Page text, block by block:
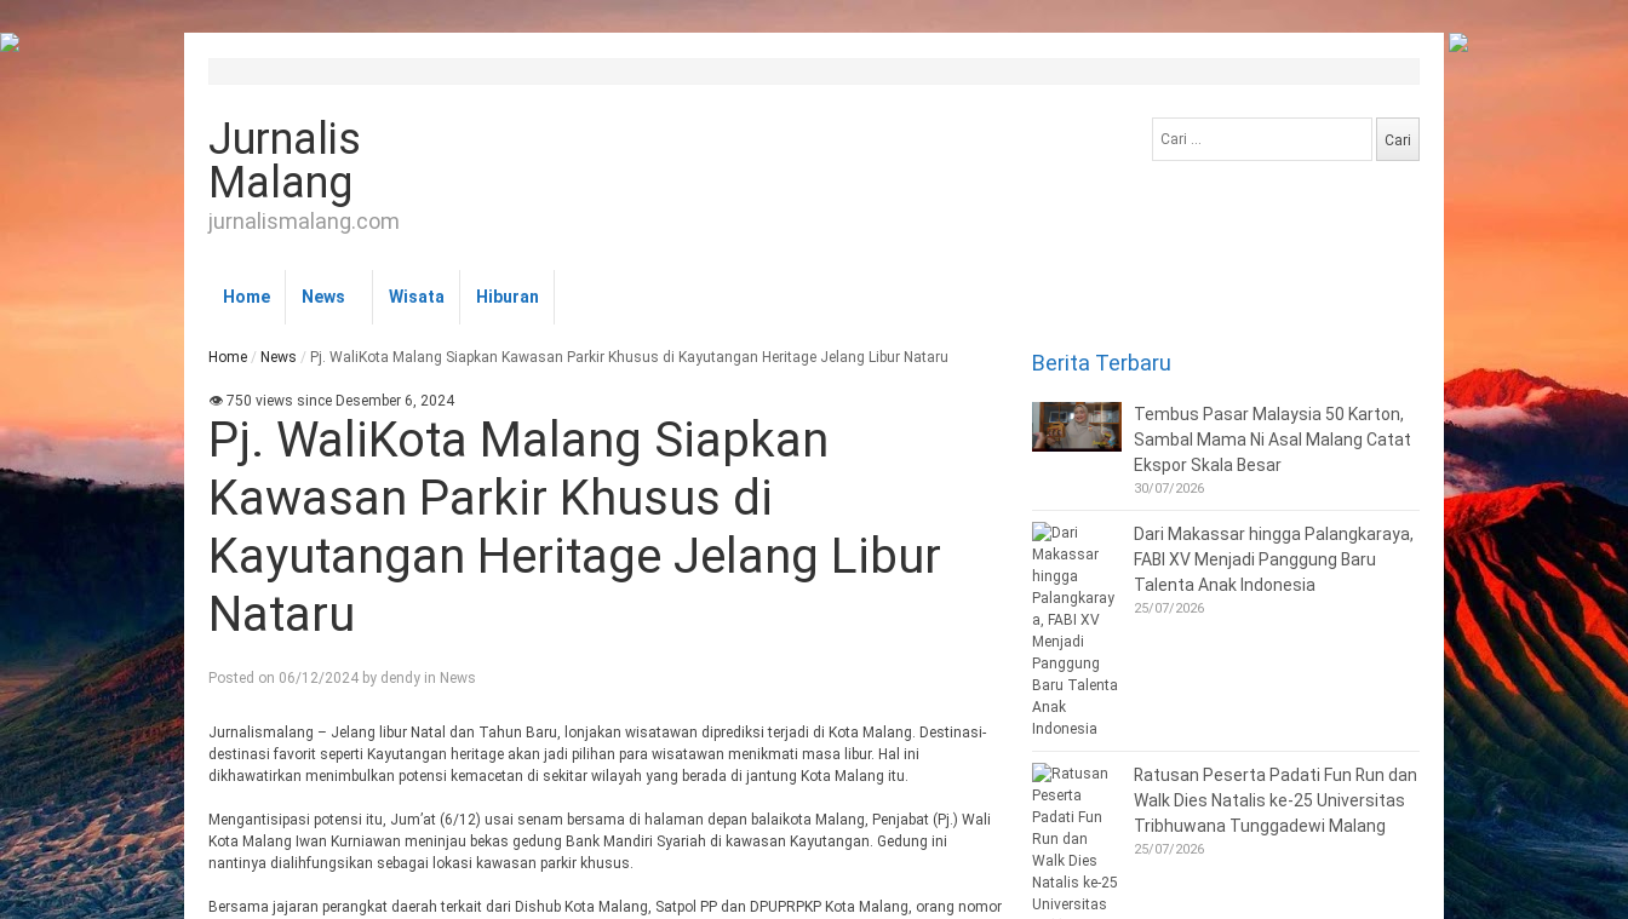
Jurnalis
Malang
jurnalismalang.com
untuk:
Home News Wisata Hiburan
Home / News / Pj. WaliKota Malang Siapkan Kawasan Parkir Khusus di Kayutangan Heritage Jelang Libur Nataru
👁 750 views since Desember 6, 2024
Pj. WaliKota Malang Siapkan
Kawasan Parkir Khusus di
Kayutangan Heritage Jelang Libur
Nataru
Posted on 06/12/2024 by dendy in News
Jurnalismalang – Jelang libur Natal dan Tahun Baru, lonjakan wisatawan diprediksi terjadi di Kota Malang. Destinasi-
destinasi favorit seperti Kayutangan heritage akan jadi pilihan para wisatawan menikmati masa libur. Hal ini
dikhawatirkan menimbulkan potensi kemacetan di sekitar wilayah yang berada di jantung Kota Malang itu.
Mengantisipasi potensi itu, Jum’at (6/12) usai senam bersama di halaman depan balaikota Malang, Penjabat (Pj.) Wali
Kota Malang Iwan Kurniawan meninjau bekas gedung Bank Mandiri Syariah di kawasan Kayutangan. Gedung ini
nantinya dialihfungsikan sebagai lokasi kawasan parkir khusus.
Bersama jajaran perangkat daerah terkait dari Dishub Kota Malang, Satpol PP dan DPUPRPKP Kota Malang, orang nomor
Berita Terbaru
Tembus Pasar Malaysia 50 Karton,
Sambal Mama Ni Asal Malang Catat
Ekspor Skala Besar
30/07/2026
Dari Makassar hingga Palangkaraya,
FABI XV Menjadi Panggung Baru
Talenta Anak Indonesia
25/07/2026
Ratusan Peserta Padati Fun Run dan
Walk Dies Natalis ke-25 Universitas
Tribhuwana Tunggadewi Malang
25/07/2026